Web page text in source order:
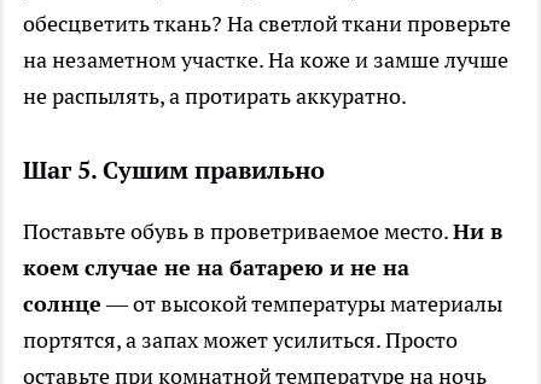
обесцветить ткань? На светлой ткани проверьте
на незаметном участке. На коже и замше лучше
не распылять, а протирать аккуратно.
Шаг 5. Сушим правильно
Поставьте обувь в проветриваемое место.Ни в
коем случае не на батарею и не на
солнце— от высокой температуры материалы
портятся, а запах может усилиться. Просто
оставьте при комнатной температуре на ночь